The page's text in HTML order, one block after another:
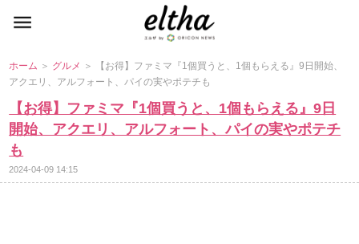
ホーム ＞ グルメ ＞ 【お得】ファミマ『1個買うと、1個もらえる』9日開始、
アクエリ、アルフォート、パイの実やポテチも
【お得】ファミマ『1個買うと、1個もらえる』9日
開始、アクエリ、アルフォート、パイの実やポテチ
も
2024-04-09 14:15